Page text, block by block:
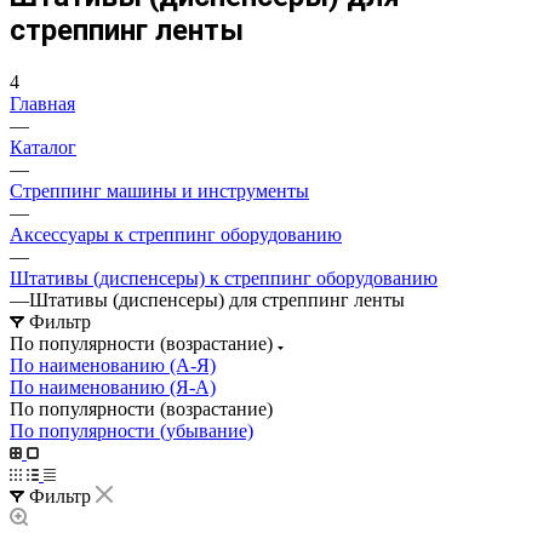
стреппинг ленты
4
Главная
—
Каталог
—
Стреппинг машины и инструменты
—
Аксессуары к стреппинг оборудованию
—
Штативы (диспенсеры) к стреппинг оборудованию
—Штативы (диспенсеры) для стреппинг ленты
Фильтр
По популярности (возрастание)
По наименованию (А-Я)
По наименованию (Я-А)
По популярности (возрастание)
По популярности (убывание)
Фильтр